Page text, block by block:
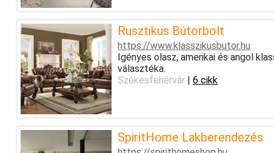
Rusztikus Bútorbolt
https://www.klasszikusbutor.hu
Igényes olasz, amerikai és angol
választéka.
Székesfehérvár| 6 cikk
SpiritHome Lakberendezés